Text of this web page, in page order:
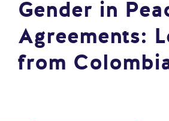
Gender in
Agreements:
from